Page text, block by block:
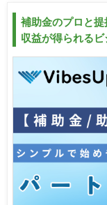
補助金のプロと
収益が得られる